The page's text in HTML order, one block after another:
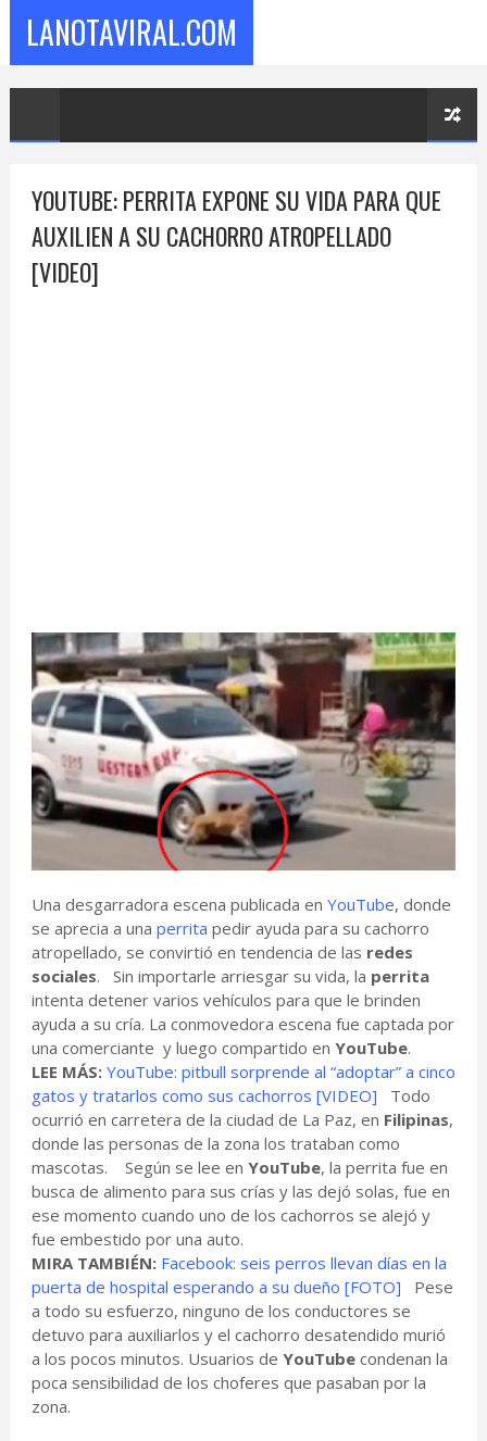
LANOTAVIRAL.COM
YOUTUBE: PERRITA EXPONE SU VIDA PARA QUE
AUXILIEN A SU CACHORRO ATROPELLADO
[VIDEO]
Una desgarradora escena publicada en YouTube, donde
se aprecia a una perrita pedir ayuda para su cachorro
atropellado, se convirtió en tendencia de las redes
sociales. Sin importarle arriesgar su vida, la perrita
intenta detener varios vehículos para que le brinden
ayuda a su cría. La conmovedora escena fue captada por
una comerciante y luego compartido en YouTube.
LEE MÁS: YouTube: pitbull sorprende al “adoptar” a cinco
gatos y tratarlos como sus cachorros [VIDEO] Todo
ocurrió en carretera de la ciudad de La Paz, en Filipinas,
donde las personas de la zona los trataban como
mascotas. Según se lee en YouTube, la perrita fue en
busca de alimento para sus crías y las dejó solas, fue en
ese momento cuando uno de los cachorros se alejó y
fue embestido por una auto.
MIRA TAMBIÉN: Facebook: seis perros llevan días en la
puerta de hospital esperando a su dueño [FOTO] Pese
a todo su esfuerzo, ninguno de los conductores se
detuvo para auxiliarlos y el cachorro desatendido murió
a los pocos minutos. Usuarios de YouTubecondenan la
poca sensibilidad de los choferes que pasaban por la
zona.